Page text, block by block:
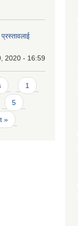
2020 - 16:59
1
5
»